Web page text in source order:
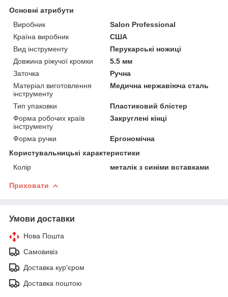
Основні атрибути
Виробник
Salon Professional
Країна виробник
США
Вид інструменту
Перукарські ножиці
Довжина ріжучої кромки
5.5 мм
Заточка
Ручна
Матеріал виготовлення
інструменту
Медична нержавіюча сталь
Тип упаковки
Пластиковий блістер
Форма робочих країв
інструменту
Закруглені кінці
Форма ручки
Ергономічна
Користувальницькі характеристики
Колір
металік з синіми вставками
Приховати
Умови доставки
Нова Пошта
Самовивіз
Доставка кур'єром
Доставка поштою